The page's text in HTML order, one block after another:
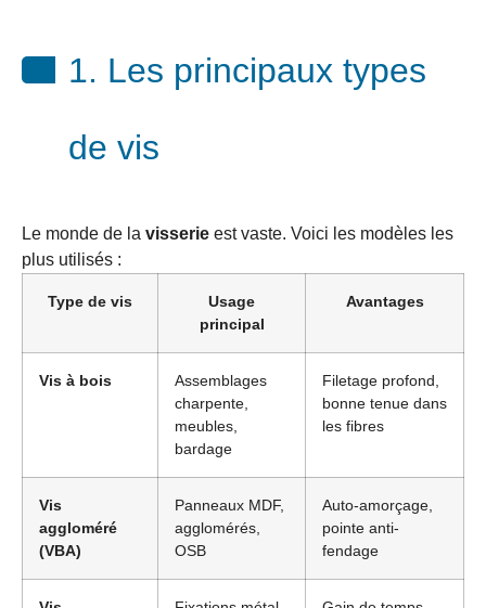
1. Les principaux types
de vis
Le monde de la visserie est vaste. Voici les modèles les
plus utilisés :
Type de vis
Usage
principal
Avantages
Vis à bois
Assemblages
charpente,
meubles,
bardage
Filetage profond,
bonne tenue dans
les fibres
Vis
aggloméré
(VBA)
Panneaux MDF,
agglomérés,
OSB
Auto-amorçage,
pointe anti-
fendage